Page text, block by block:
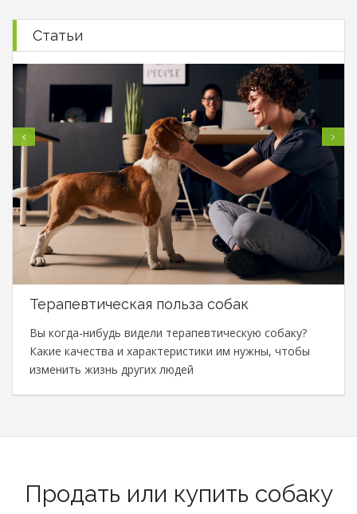
Статьи
Терапевтическая польза собак
Вы когда-нибудь видели терапевтическую собаку?
Какие качества и характеристики им нужны, чтобы
изменить жизнь других людей
Продать или купить собаку